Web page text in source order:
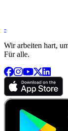
-
Wir arbeiten hart,
Für alle.